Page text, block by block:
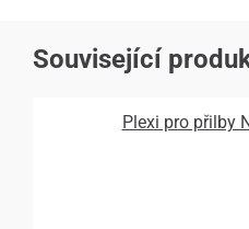
Související
Plexi pro přilby